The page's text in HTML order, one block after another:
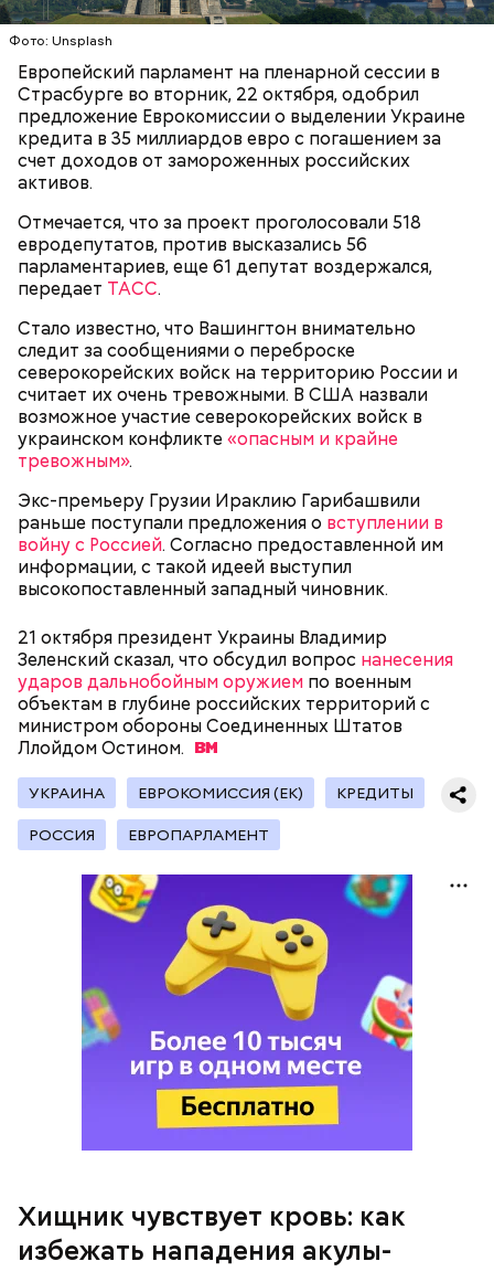
Фото: Unsplash
Европейский парламент на пленарной сессии в
Страсбурге во вторник, 22 октября, одобрил
предложение Еврокомиссии о выделении Украине
кредита в 35 миллиардов евро с погашением за
счет доходов от замороженных российских
активов.
Отмечается, что за проект проголосовали 518
евродепутатов, против высказались 56
парламентариев, еще 61 депутат воздержался,
передает ТАСС.
Стало известно, что Вашингтон внимательно
следит за сообщениями о переброске
северокорейских войск на территорию России и
считает их очень тревожными. В США назвали
возможное участие северокорейских войск в
украинском конфликте «опасным и крайне
тревожным».
Экс-премьеру Грузии Ираклию Гарибашвили
раньше поступали предложения о вступлении в
войну с Россией. Согласно предоставленной им
информации, с такой идеей выступил
высокопоставленный западный чиновник.
21 октября президент Украины Владимир
Зеленский сказал, что обсудил вопрос нанесения
ударов дальнобойным оружием по военным
объектам в глубине российских территорий с
министром обороны Соединенных Штатов
ЛлойдомОстином.
УКРАИНА ЕВРОКОМИССИЯ (ЕК) КРЕДИТЫ
РОССИЯ ЕВРОПАРЛАМЕНТ
Хищник чувствует кровь: как
избежать нападения акулы-
— Выходите в плавание на надежных и крепких
плавательных средствах. Никогда не выбрасывайте
во время круиза биоотходы или остатки
продуктов за борт, чтобы хищники не взяли ваш
след. Не купайтесь в ночное время суток, когда у
некоторых акул период активной охоты.
Например, ночь — это время круглоголовой и
гигантской акулы-молот, — пояснил спикер.
Атака хищника: ихтиолог
объяснил, почему акулы
нападают на человека
Особенно опасно контактировать с водой, если вы
оказались в открытом море и получили порез или
ранку. Акула чувствует даже небольшое
количество крови на расстоянии до полутора
километров. Если вы поранились в воде, сразу же
выходите на берег.
— Хищник чувствует кровь, разведенную в
морской воде в пропорции один к миллиону, —
пояснил собеседник «ВМ».